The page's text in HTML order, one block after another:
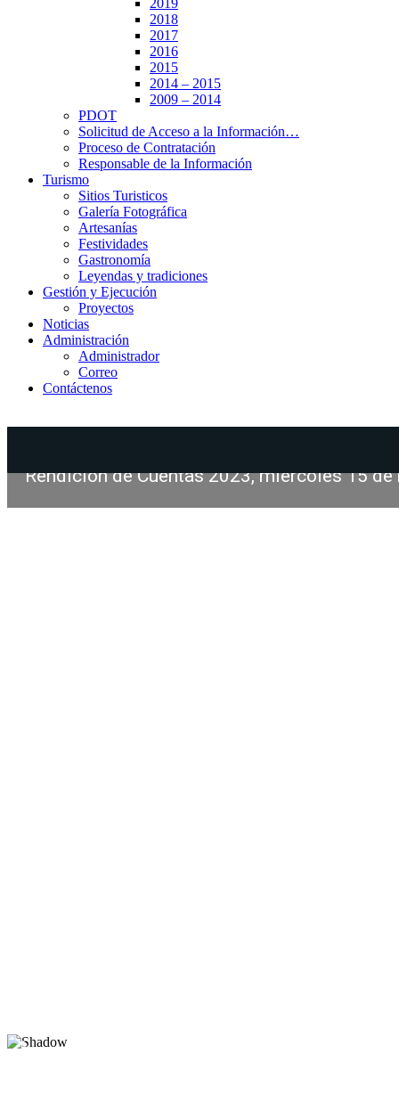
2019
2018
2017
2016
2015
2014 – 2015
2009 – 2014
PDOT
Solicitud de Acceso a la Información…
Proceso de Contratación
Responsable de la Información
Turismo
Sitios Turisticos
Galería Fotográfica
Artesanías
Festividades
Gastronomía
Leyendas y tradiciones
Gestión y Ejecución
Proyectos
Noticias
Administración
Administrador
Correo
Contáctenos
Rendición de Cuentas 2023, miércoles 15